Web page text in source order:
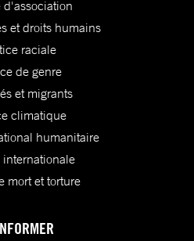
d'association
et droits humains
raciale
de genre
et migrants
climatique
humanitaire
internationale
mort et torture